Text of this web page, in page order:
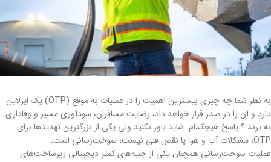
به نظر شما چه چیزی بیشترین اهمیت را در عملیات به موقع (OTP) یک ایرلاین
دارد و آن را در صدر قرار خواهد داد، رضایت مسافران، سودآوری مسیر و وفاداری
به برند ؟ پاسخ هیچکدام. شاید باور نکنید ولی یکی از بزرگترین تهدیدها برای
OTP، مشکلات آب و هوا یا نقص فنی نیست، سوخت‌رسانی است.
عملیات سوخت‌رسانی همچنان یکی از جنبه‌های کمتر دیجیتالی زیرساخت‌های